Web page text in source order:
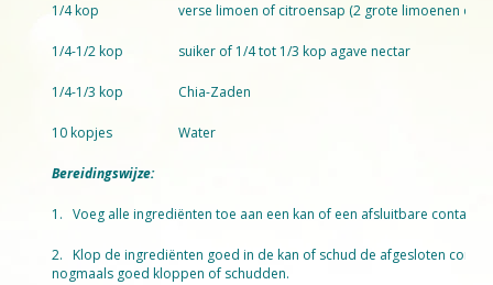
1/4 kop verse limoen of citroensap (2 grote limoenen of 1
1/4-1/2 kop suiker of 1/4 tot 1/3 kop agave nectar
1/4-1/3 kop Chia-Zaden
10 kopjes Water
Bereidingswijze:
1. Voeg alle ingrediënten toe aan een kan of een afsluitbare container.
2. Klop de ingrediënten goed in de kan of schud de afgesloten
nogmaals goed kloppen of schudden.